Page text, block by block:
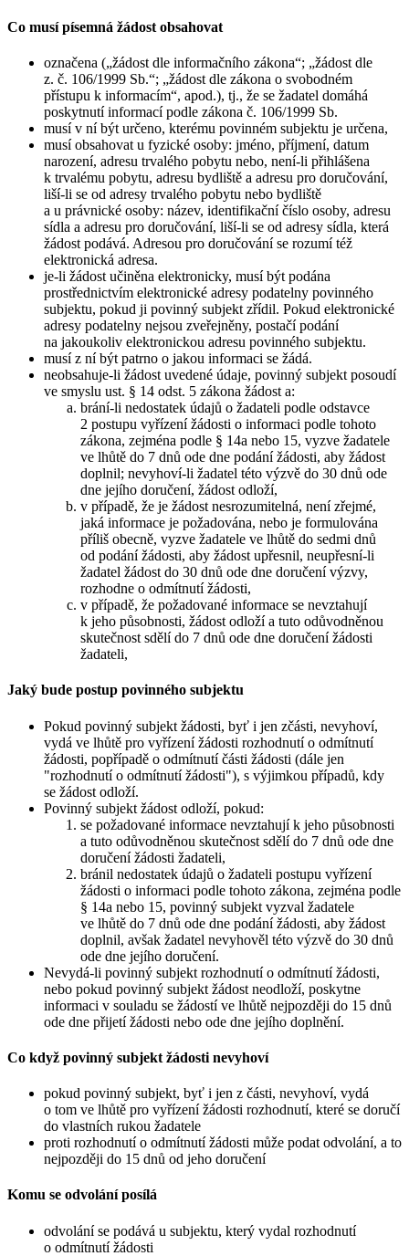
Co musí písemná žádost obsahovat
označena („žádost dle informačního zákona“; „žádost dle
z. č. 106/1999 Sb.“; „žádost dle zákona o svobodném
přístupu k informacím“, apod.), tj., že se žadatel domáhá
poskytnutí informací podle zákona č. 106/1999 Sb.
musí v ní být určeno, kterému povinném subjektu je určena,
musí obsahovat u fyzické osoby: jméno, příjmení, datum
narození, adresu trvalého pobytu nebo, není-li přihlášena
k trvalému pobytu, adresu bydliště a adresu pro doručování,
liší-li se od adresy trvalého pobytu nebo bydliště
a u právnické osoby: název, identifikační číslo osoby, adresu
sídla a adresu pro doručování, liší-li se od adresy sídla, která
žádost podává. Adresou pro doručování se rozumí též
elektronická adresa.
je-li žádost učiněna elektronicky, musí být podána
prostřednictvím elektronické adresy podatelny povinného
subjektu, pokud ji povinný subjekt zřídil. Pokud elektronické
adresy podatelny nejsou zveřejněny, postačí podání
na jakoukoliv elektronickou adresu povinného subjektu.
musí z ní být patrno o jakou informaci se žádá.
neobsahuje-li žádost uvedené údaje, povinný subjekt posoudí
ve smyslu ust. § 14 odst. 5 zákona žádost a:
brání-li nedostatek údajů o žadateli podle odstavce
2 postupu vyřízení žádosti o informaci podle tohoto
zákona, zejména podle § 14a nebo 15, vyzve žadatele
ve lhůtě do 7 dnů ode dne podání žádosti, aby žádost
doplnil; nevyhoví-li žadatel této výzvě do 30 dnů ode
dne jejího doručení, žádost odloží,
v případě, že je žádost nesrozumitelná, není zřejmé,
jaká informace je požadována, nebo je formulována
příliš obecně, vyzve žadatele ve lhůtě do sedmi dnů
od podání žádosti, aby žádost upřesnil, neupřesní-li
žadatel žádost do 30 dnů ode dne doručení výzvy,
rozhodne o odmítnutí žádosti,
v případě, že požadované informace se nevztahují
k jeho působnosti, žádost odloží a tuto odůvodněnou
skutečnost sdělí do 7 dnů ode dne doručení žádosti
žadateli,
Jaký bude postup povinného subjektu
Pokud povinný subjekt žádosti, byť i jen zčásti, nevyhoví,
vydá ve lhůtě pro vyřízení žádosti rozhodnutí o odmítnutí
žádosti, popřípadě o odmítnutí části žádosti (dále jen
"rozhodnutí o odmítnutí žádosti"), s výjimkou případů, kdy
se žádost odloží.
Povinný subjekt žádost odloží, pokud:
se požadované informace nevztahují k jeho působnosti
a tuto odůvodněnou skutečnost sdělí do 7 dnů ode dne
doručení žádosti žadateli,
bránil nedostatek údajů o žadateli postupu vyřízení
žádosti o informaci podle tohoto zákona, zejména podle
§ 14a nebo 15, povinný subjekt vyzval žadatele
ve lhůtě do 7 dnů ode dne podání žádosti, aby žádost
doplnil, avšak žadatel nevyhověl této výzvě do 30 dnů
ode dne jejího doručení.
Nevydá-li povinný subjekt rozhodnutí o odmítnutí žádosti,
nebo pokud povinný subjekt žádost neodloží, poskytne
informaci v souladu se žádostí ve lhůtě nejpozději do 15 dnů
ode dne přijetí žádosti nebo ode dne jejího doplnění.
Co když povinný subjekt žádosti nevyhoví
pokud povinný subjekt, byť i jen z části, nevyhoví, vydá
o tom ve lhůtě pro vyřízení žádosti rozhodnutí, které se doručí
do vlastních rukou žadatele
proti rozhodnutí o odmítnutí žádosti může podat odvolání, a to
nejpozději do 15 dnů od jeho doručení
Komu se odvolání posílá
odvolání se podává u subjektu, který vydal rozhodnutí
o odmítnutí žádosti